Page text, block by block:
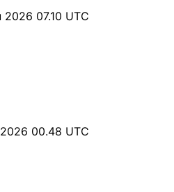
07.10 UTC
00.48 UTC